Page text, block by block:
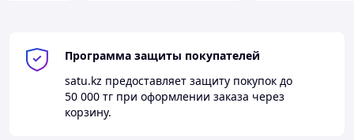
Программа защиты покупателей
satu.kz предоставляет защиту покупок до
50 000 тг при оформлении заказа через
корзину.